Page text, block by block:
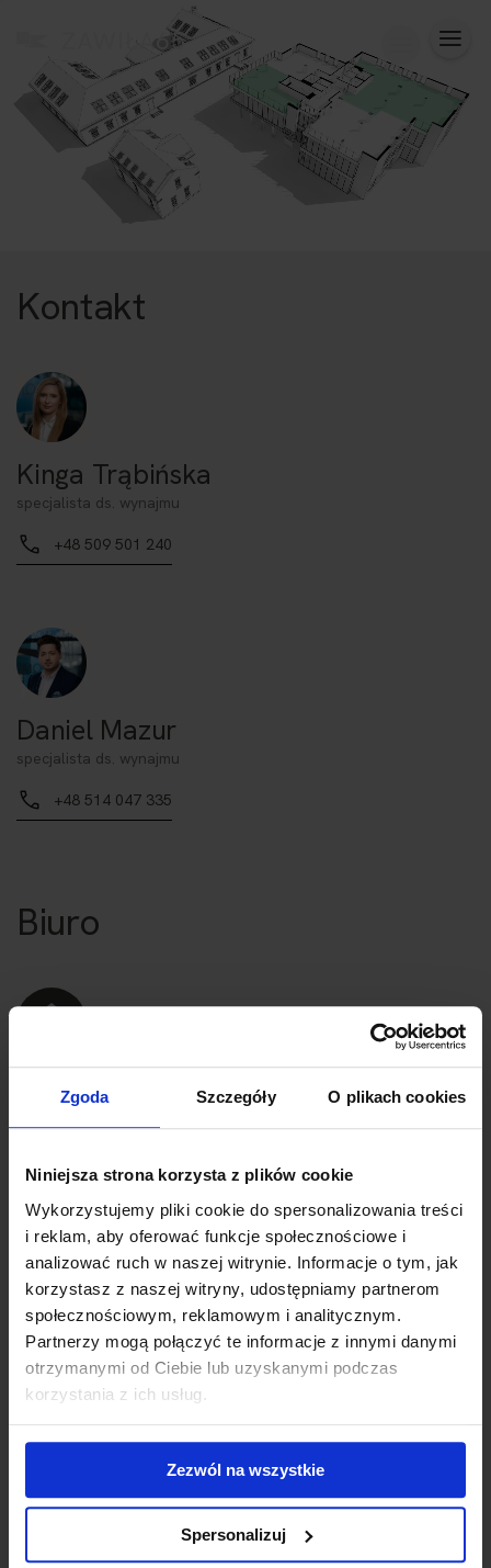
Zgoda Szczegóły O plikach cookies
Niniejsza strona korzysta z plików cookie
Wykorzystujemy pliki cookie do spersonalizowania treści
i reklam, aby oferować funkcje społecznościowe i
analizować ruch w naszej witrynie. Informacje o tym, jak
korzystasz z naszej witryny, udostępniamy partnerom
społecznościowym, reklamowym i analitycznym.
Partnerzy mogą połączyć te informacje z innymi danymi
otrzymanymi od Ciebie lub uzyskanymi podczas
korzystania z ich usług.
Zezwól na wszystkie
Spersonalizuj
Kontakt
Kinga Trąbińska
specjalista ds. wynajmu
+48 509 501 240
Daniel Mazur
specjalista ds. wynajmu
+48 514 047 335
Biuro
ul. Twardowskiego 65
Google
+48 12 300 40 10
kontakt@zawila65.pl
Formularz